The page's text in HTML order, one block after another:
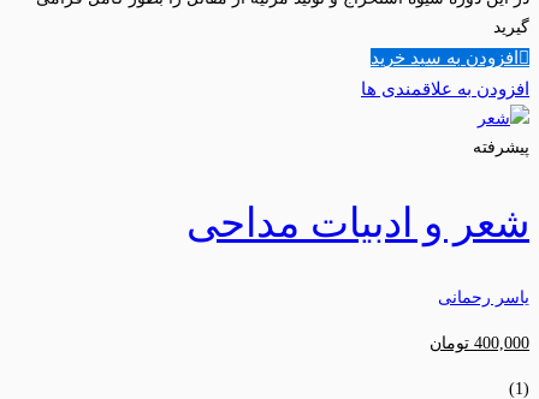
گیرید
افزودن به سبد خرید
افزودن به علاقمندی ها
پیشرفته
شعر و ادبیات مداحی
یاسر رحمانی
400,000 تومان
(1)